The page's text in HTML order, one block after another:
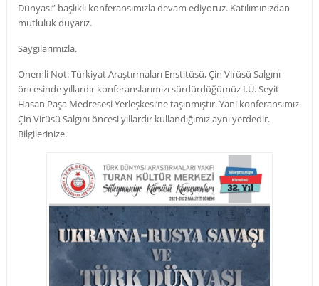
Dünyası” başlıklı konferansımızla devam ediyoruz. Katılımınızdan
mutluluk duyarız.
Saygılarımızla.
Önemli Not: Türkiyat Araştırmaları Enstitüsü, Çin Virüsü Salgını
öncesinde yıllardır konferanslarımızı sürdürdüğümüz İ.Ü. Seyit
Hasan Paşa Medresesi Yerleşkesi’ne taşınmıştır. Yani konferansımız
Çin Virüsü Salgını öncesi yıllardır kullandığımız aynı yerdedir.
Bilgilerinize.